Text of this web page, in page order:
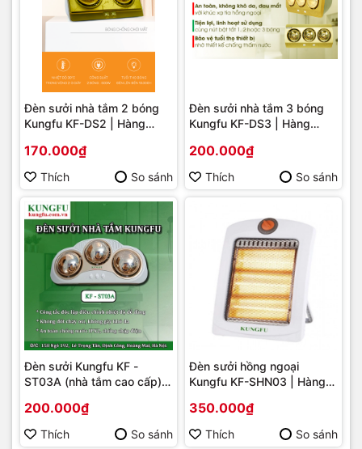
Đèn sưởi nhà tắm 2 bóng
Kungfu KF-DS2 | Hàng
170.000₫
Thích So sánh
Đèn sưởi nhà tắm 3 bóng
Kungfu KF-DS3 | Hàng
200.000₫
Thích So sánh
Đèn sưởi Kungfu KF -
ST03A (nhà tắm cao cấp) |
200.000₫
Thích So sánh
Đèn sưởi hồng ngoại
Kungfu KF-SHN03 | Hàng
350.000₫
Thích So sánh